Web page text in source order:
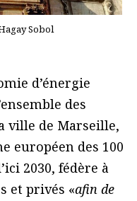
Sobol
d’énergie
des
ville de Marseille,
européen des 100
2030, fédère à
et privés «afin de